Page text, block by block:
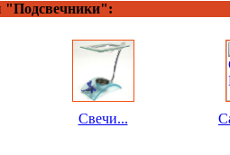
"Подсвечники":
Свечи...